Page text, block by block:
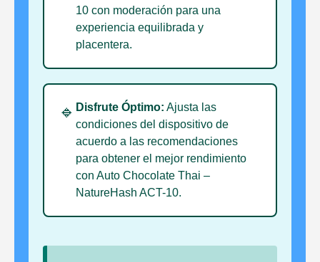
10 con moderación para una
experiencia equilibrada y
placentera.
🔹 Disfrute Óptimo: Ajusta las
condiciones del dispositivo de
acuerdo a las recomendaciones
para obtener el mejor rendimiento
con Auto Chocolate Thai –
NatureHash ACT-10.